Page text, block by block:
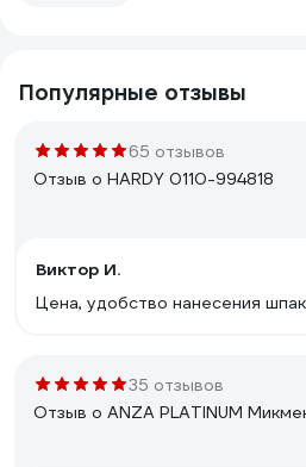
Популярные отзывы
65 отзывов
Отзыв о HARDY 0110-994818
Виктор И.
Цена, удобство нанесения
35 отзывов
Отзыв о ANZA PLATINUM